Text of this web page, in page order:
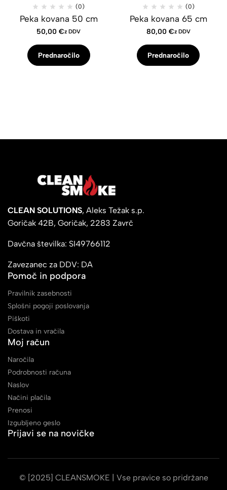
(0)
Peka kovana 50 cm
50,00€z DDV
Prednaročilo
(0)
Peka kovana 65 cm
80,00 €z DDV
Prednaročilo
CLEAN SOLUTIONS, Aleks Težak s.p.
Goričak 42B, Goričak, 2283 Zavrč
Davčna številka: SI49766112
Zavezanec za DDV: DA
Pomoč in podpora
Pravilnik zasebnosti
Splošni pogoji poslovanja
Piškoti
Dostava in vračila
Moj račun
Naročila
Podrobnosti računa
Naslov
Načini plačila
Prenosi
Izgubljeno geslo
Prijavi se na novičke
© [2025] CLEANSMOKE | Vse pravice so pridržane